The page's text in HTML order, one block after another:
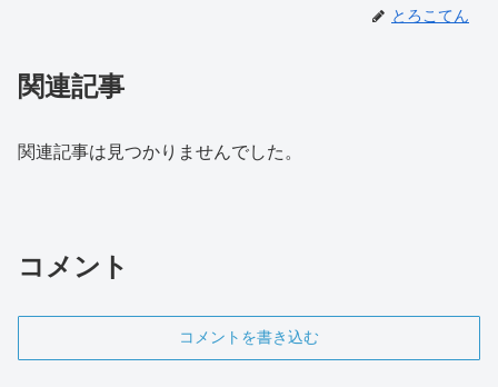
とろこてん
関連記事
関連記事は見つかりませんでした。
コメント
コメントを書き込む